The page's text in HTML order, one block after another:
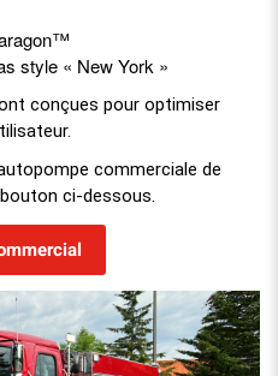
style « New York »
conçues pour optimiser
commerciale de
ci-dessous.